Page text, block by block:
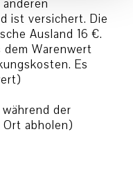
ist versichert. Die
Ausland 16 €.
Warenwert
Es
der
abholen)